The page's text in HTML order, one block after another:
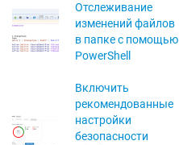
Отслеживание
изменений файлов
в папке с помощью
PowerShell
Включить
рекомендованные
настройки
безопасности